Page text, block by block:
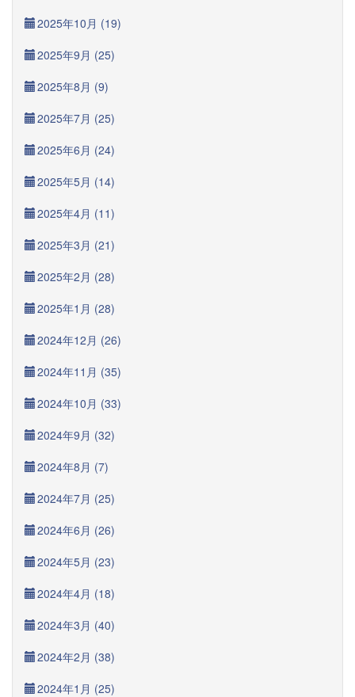
2025年10月 (19)
2025年9月 (25)
2025年8月 (9)
2025年7月 (25)
2025年6月 (24)
2025年5月 (14)
2025年4月 (11)
2025年3月 (21)
2025年2月 (28)
2025年1月 (28)
2024年12月 (26)
2024年11月 (35)
2024年10月 (33)
2024年9月 (32)
2024年8月 (7)
2024年7月 (25)
2024年6月 (26)
2024年5月 (23)
2024年4月 (18)
2024年3月 (40)
2024年2月 (38)
2024年1月 (25)